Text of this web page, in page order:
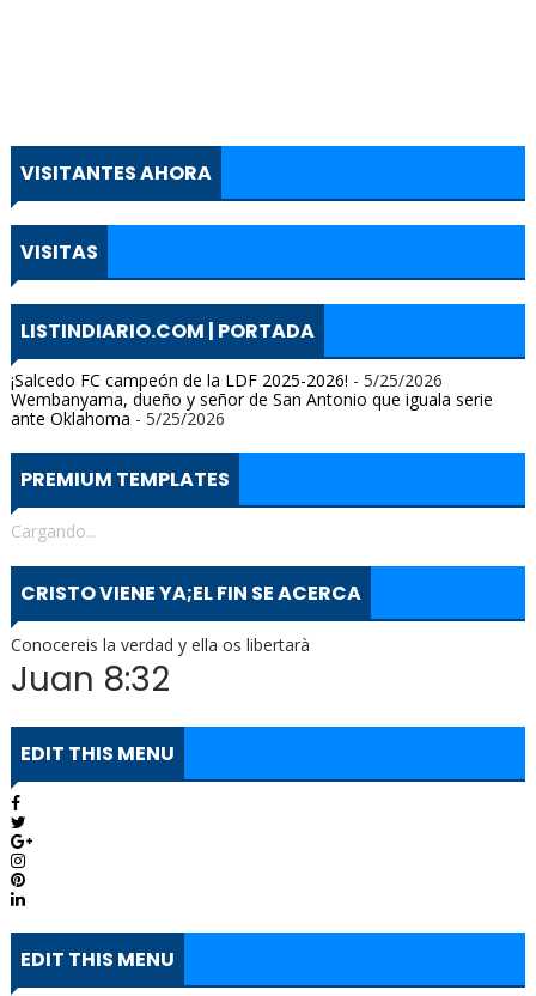
VISITANTES AHORA
VISITAS
LISTINDIARIO.COM | PORTADA
¡Salcedo FC campeón de la LDF 2025-2026! - 5/25/2026
Wembanyama, dueño y señor de San Antonio que iguala serie
ante Oklahoma - 5/25/2026
PREMIUM TEMPLATES
Cargando...
CRISTO VIENE YA;EL FIN SE ACERCA
Conocereis la verdad y ella os libertarà
Juan 8:32
EDIT THIS MENU
EDIT THIS MENU